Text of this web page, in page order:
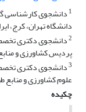
1 دانشجوی کارشناسی
دانشگاه تهران، کرج،
2دانشجوی دکتری
پردیس کشاورزی و
3دانشجوی دکتری
علوم کشاورزی و منابع
چکیده